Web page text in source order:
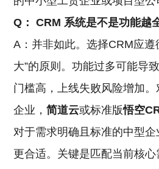
Q：
CRM 系统是不是功能越
A：并非如此。选择CRM应遵
大”的原则。功能过多可能导
门槛高，上线失败风险增加
企业，简道云或标准版悟空
对于需求明确且标准的中型企
更合适。关键是匹配当前核